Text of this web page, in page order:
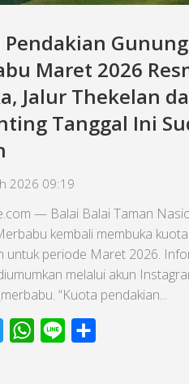
Pendakian Gunung
Maret 2026
Jalur Thekelan
Tanggal Ini
2026 09:19
— Balai Balai Taman
kembali membuka kuota
untuk periode Maret 2026.
melalui akun
“Kuota pendakian...
Twitter WhatsApp
Line